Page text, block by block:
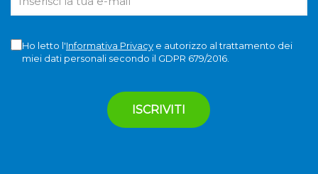
Ho letto l'Informativa Privacye autorizzo al trattamento dei
miei dati personali secondo il GDPR 679/2016.